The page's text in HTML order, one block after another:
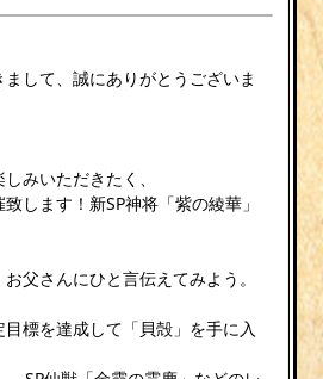
して、誠にありがとうございま
みいただきたく、
します！新SP神将「紫の綾華」
父さんにひと言伝えてみよう。
標を達成して「貝殻」を手に入